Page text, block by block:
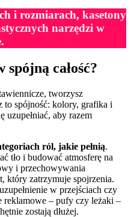
i rozmiarach, kasetony
narzędzi w
całość?
tworzysz
to spójność: kolory, grafika i
uzupełniać, aby razem
ról, jakie pełnią.
tło i budować atmosferę na
i przechowywania
który zatrzymuje spojrzenia.
w przejściach czy
reklamowe – pufy czy leżaki –
zostają dłużej.